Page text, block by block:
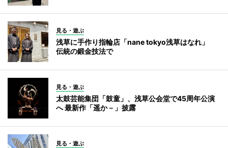
見る・遊ぶ
浅草に手作り指輪店「nane tokyo浅草はなれ」
伝統の鍛金技法で
見る・遊ぶ
太鼓芸能集団「鼓童」、浅草公会堂で45周年公演
へ 最新作「遥か－」披露
見る・遊ぶ